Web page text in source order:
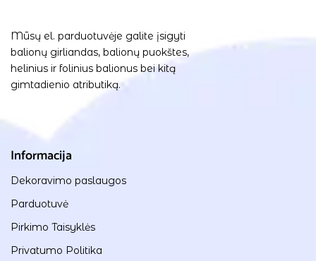
Mūsų el. parduotuvėje galite įsigyti
balionų girliandas, balionų puokštes,
helinius ir folinius balionus bei kitą
gimtadienio atributiką.
Informacija
Dekoravimo paslaugos
Parduotuvė
Pirkimo Taisyklės
Privatumo Politika